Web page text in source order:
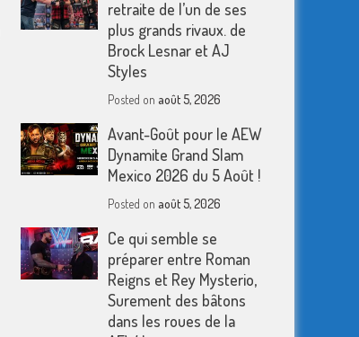
retraite de l’un de ses
plus grands rivaux. de
Brock Lesnar et AJ
Styles
Posted on août 5, 2026
Avant-Goût pour le AEW
Dynamite Grand Slam
Mexico 2026 du 5 Août !
Posted on août 5, 2026
Ce qui semble se
préparer entre Roman
Reigns et Rey Mysterio,
Surement des bâtons
dans les roues de la